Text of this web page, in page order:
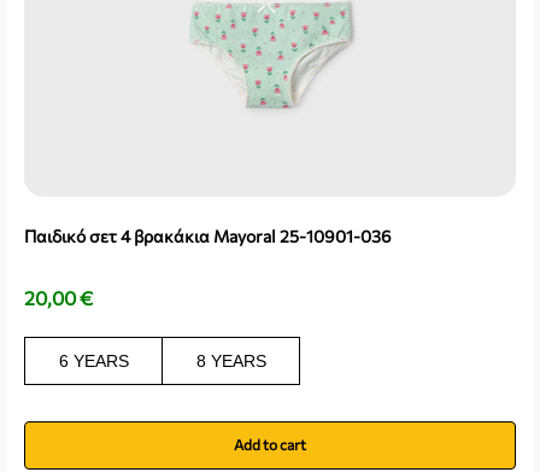
Παιδικό σετ 4 βρακάκια Mayoral 25-10901-036
20,00€
6 YEARS 8 YEARS
Add to cart